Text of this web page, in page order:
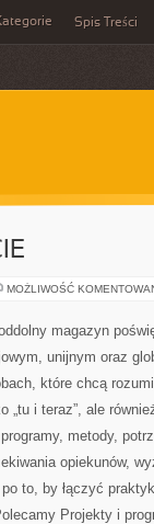
Spis Treści
MOŻLIWOŚĆ
magazyn
unijnym oraz
które chcą
„tu i teraz”, ale
metody,
opiekunów,
to, by łączyć
Projekty i